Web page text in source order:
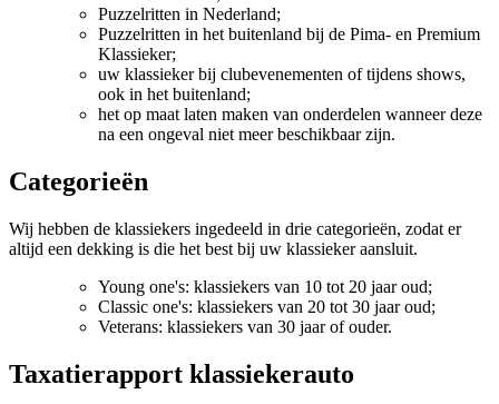
Puzzelritten in Nederland;
Puzzelritten in het buitenland bij de Pima- en Premium
Klassieker;
uw klassieker bij clubevenementen of tijdens shows,
ook in het buitenland;
het op maat laten maken van onderdelen wanneer deze
na een ongeval niet meer beschikbaar zijn.
Categorieën
Wij hebben de klassiekers ingedeeld in drie categorieën, zodat er
altijd een dekking is die het best bij uw klassieker aansluit.
Young one's: klassiekers van 10 tot 20 jaar oud;
Classic one's: klassiekers van 20 tot 30 jaar oud;
Veterans: klassiekers van 30 jaar of ouder.
Taxatierapport klassiekerauto